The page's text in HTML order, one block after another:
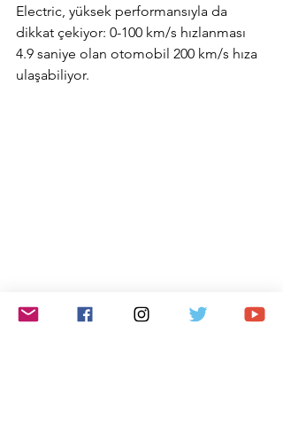
Electric, yüksek performansıyla da
dikkat çekiyor: 0-100 km/s hızlanması
4.9 saniye olan otomobil 200 km/s hıza
ulaşabiliyor.
Doğan Trend Otomotiv
MG Marvel R 2022
Otomotiv